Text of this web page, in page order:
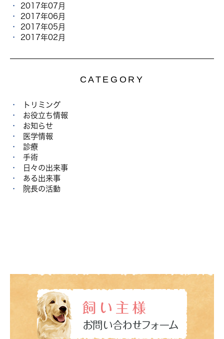
2017年07月
2017年06月
2017年05月
2017年02月
CATEGORY
トリミング
お役立ち情報
お知らせ
医学情報
診療
手術
日々の出来事
ある出来事
院長の活動